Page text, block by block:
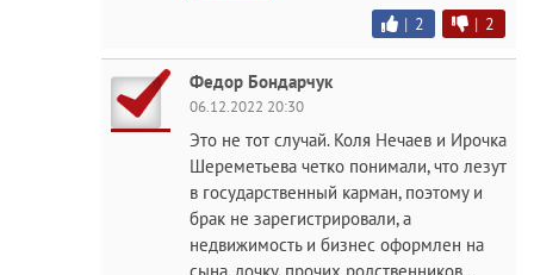
| 2 | 2
Федор Бондарчук
06.12.2022 20:30
Это не тот случай. Коля Нечаев и Ирочка
Шереметьева четко понимали, что лезут
в государственный карман, поэтому и
брак не зарегистрировали, а
недвижимость и бизнес оформлен на
сына, дочку, прочих родственников...